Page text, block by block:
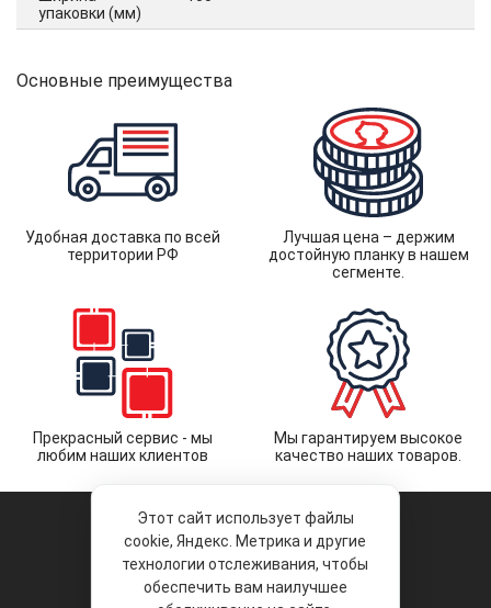
упаковки (мм)
Основные преимущества
Удобная доставка по всей
территории РФ
Лучшая цена – держим
достойную планку в нашем
сегменте.
Прекрасный сервис - мы
любим наших клиентов
Мы гарантируем высокое
качество наших товаров.
© 2026 «Liberty Project».
Этот сайт использует файлы
cookie, Яндекс. Метрика и другие
технологии отслеживания, чтобы
обеспечить вам наилучшее